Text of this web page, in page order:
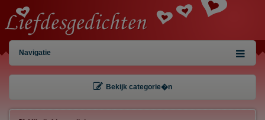
Navigatie
Bekijk categorie�n